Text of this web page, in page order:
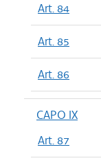
Art. 84
Art. 85
Art. 86
CAPO IX
Art. 87